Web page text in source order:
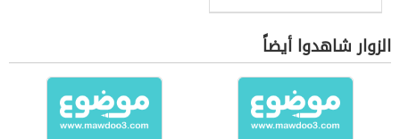
الزوار شاهدوا أيضاً